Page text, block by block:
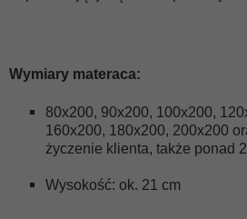
Wymiary materaca:
80x200, 90x200, 100x200,
160x200, 180x200, 200x200
życzenie klienta, także ponad
Wysokość: ok. 21 cm